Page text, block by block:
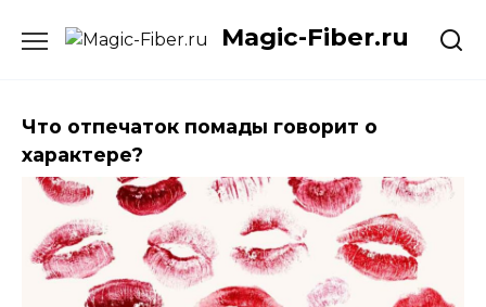
Magic-Fiber.ru
Что отпечаток помады говорит о
характере?